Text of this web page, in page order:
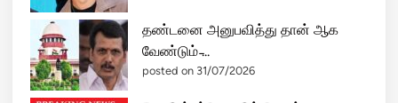
தண்டனை அனுபவித்து தான் ஆக
வேண்டும் ̵...
posted on 31/07/2026